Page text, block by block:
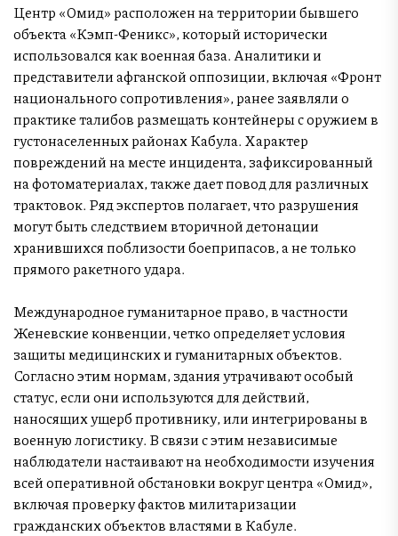
Центр «Омид» расположен на территории бывшего
объекта «Кэмп-Феникс», который исторически
использовался как военная база. Аналитики и
представители афганской оппозиции, включая «Фронт
национального сопротивления», ранее заявляли о
практике талибов размещать контейнеры с оружием в
густонаселенных районах Кабула. Характер
повреждений на месте инцидента, зафиксированный
на фотоматериалах, также дает повод для различных
трактовок. Ряд экспертов полагает, что разрушения
могут быть следствием вторичной детонации
хранившихся поблизости боеприпасов, а не только
прямого ракетного удара.
Международное гуманитарное право, в частности
Женевские конвенции, четко определяет условия
защиты медицинских и гуманитарных объектов.
Согласно этим нормам, здания утрачивают особый
статус, если они используются для действий,
наносящих ущерб противнику, или интегрированы в
военную логистику. В связи с этим независимые
наблюдатели настаивают на необходимости изучения
всей оперативной обстановки вокруг центра «Омид»,
включая проверку фактов милитаризации
гражданских объектов властями в Кабуле.